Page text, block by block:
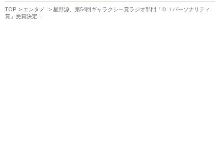
TOP エンタメ
星野源、第54回ギャラクシー賞ラジオ部門「ＤＪパーソナリティ
賞」受賞決定！